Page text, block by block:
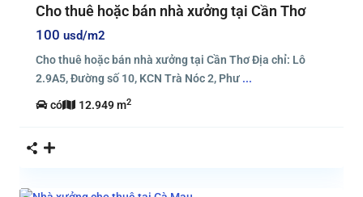
Cho thuê hoặc bán nhà xưởng tại Cần Thơ
100 usd/m2
Cho thuê hoặc bán nhà xưởng tại Cần Thơ Địa chỉ: Lô
2.9A5, Đường số 10, KCN Trà Nóc 2, Phư ...
có 12.949 m2